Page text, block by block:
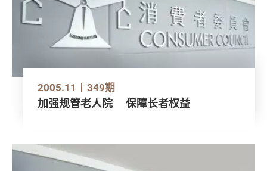
2005.11 349期
加强规管老人院 保障长者权益